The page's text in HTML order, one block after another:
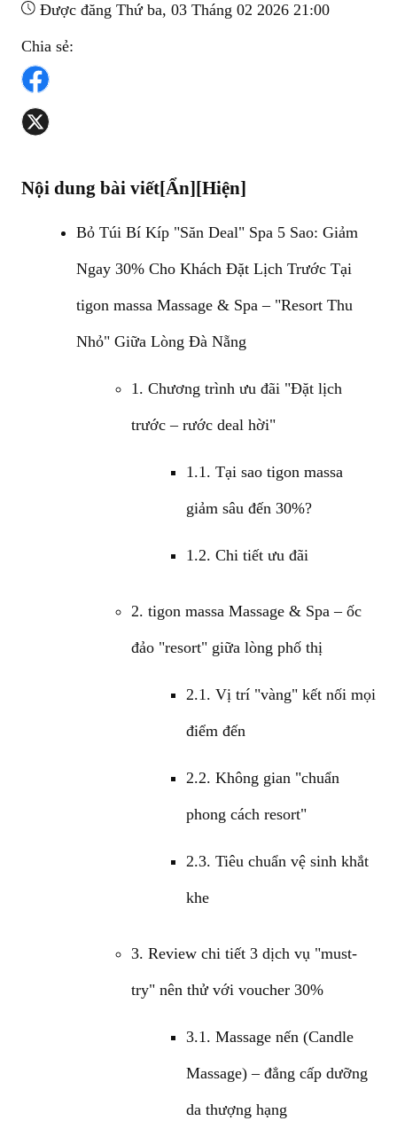
Được đăng Thứ ba, 03 Tháng 02 2026 21:00
Chia sẻ:
Nội dung bài viết[Ẩn][Hiện]
Bỏ Túi Bí Kíp "Săn Deal" Spa 5 Sao: Giảm
Ngay 30% Cho Khách Đặt Lịch Trước Tại
tigon massa Massage & Spa – "Resort Thu
Nhỏ" Giữa Lòng Đà Nẵng
1. Chương trình ưu đãi "Đặt lịch
trước – rước deal hời"
1.1. Tại sao tigon massa
giảm sâu đến 30%?
1.2. Chi tiết ưu đãi
2. tigon massa Massage & Spa – ốc
đảo "resort" giữa lòng phố thị
2.1. Vị trí "vàng" kết nối mọi
điểm đến
2.2. Không gian "chuẩn
phong cách resort"
2.3. Tiêu chuẩn vệ sinh khắt
khe
3. Review chi tiết 3 dịch vụ "must-
try" nên thử với voucher 30%
3.1. Massage nến (Candle
Massage) – đẳng cấp dưỡng
da thượng hạng